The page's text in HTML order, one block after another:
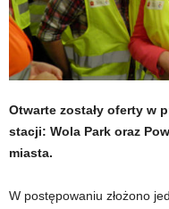
Otwarte zostały oferty w
stacji: Wola Park oraz
miasta.
W postępowaniu złożono